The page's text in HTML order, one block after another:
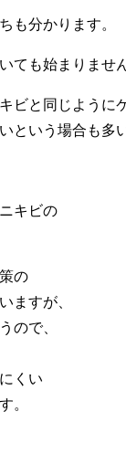
も分かります。
ても始まりません
ビと同じように
という場合も多
キビの
の
ますが、
ので、
くい
。